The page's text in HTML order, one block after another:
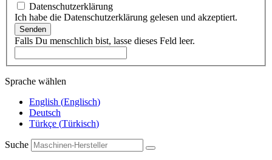
Datenschutzerklärung
Ich habe die Datenschutzerklärung gelesen und akzeptiert.
Senden
Falls Du menschlich bist, lasse dieses Feld leer.
Sprache wählen
English (Englisch)
Deutsch
Türkçe (Türkisch)
Suche